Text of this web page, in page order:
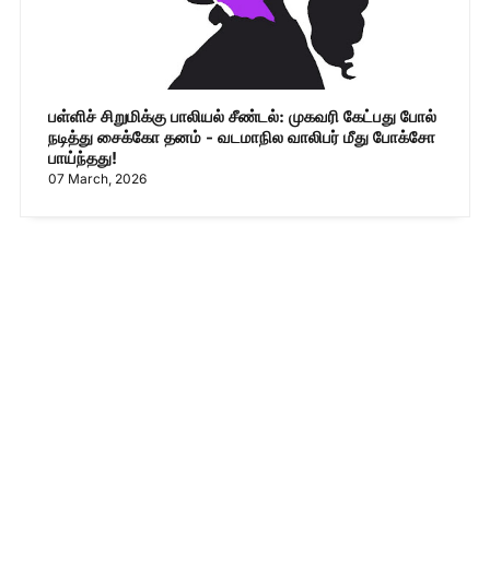
பள்ளிச் சிறுமிக்கு பாலியல் சீண்டல்: முகவரி கேட்பது போல்
நடித்து சைக்கோ தனம் - வடமாநில வாலிபர் மீது போக்சோ
பாய்ந்தது!
07 March, 2026